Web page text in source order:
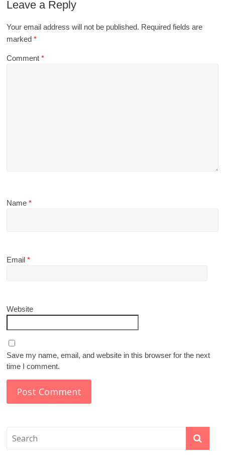
Leave a Reply
Your email address will not be published. Required fields are
marked*
Comment*
Name*
Email*
Website
Save my name, email, and website in this browser for the next
time I comment.